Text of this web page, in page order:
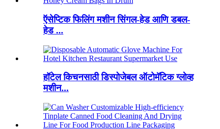
ऍसेप्टिक फिलिंग मशीन सिंगल-हेड आणि डबल-
हेड ...
हॉटेल किचनसाठी डिस्पोजेबल ऑटोमॅटिक ग्लोव्ह
मशीन...